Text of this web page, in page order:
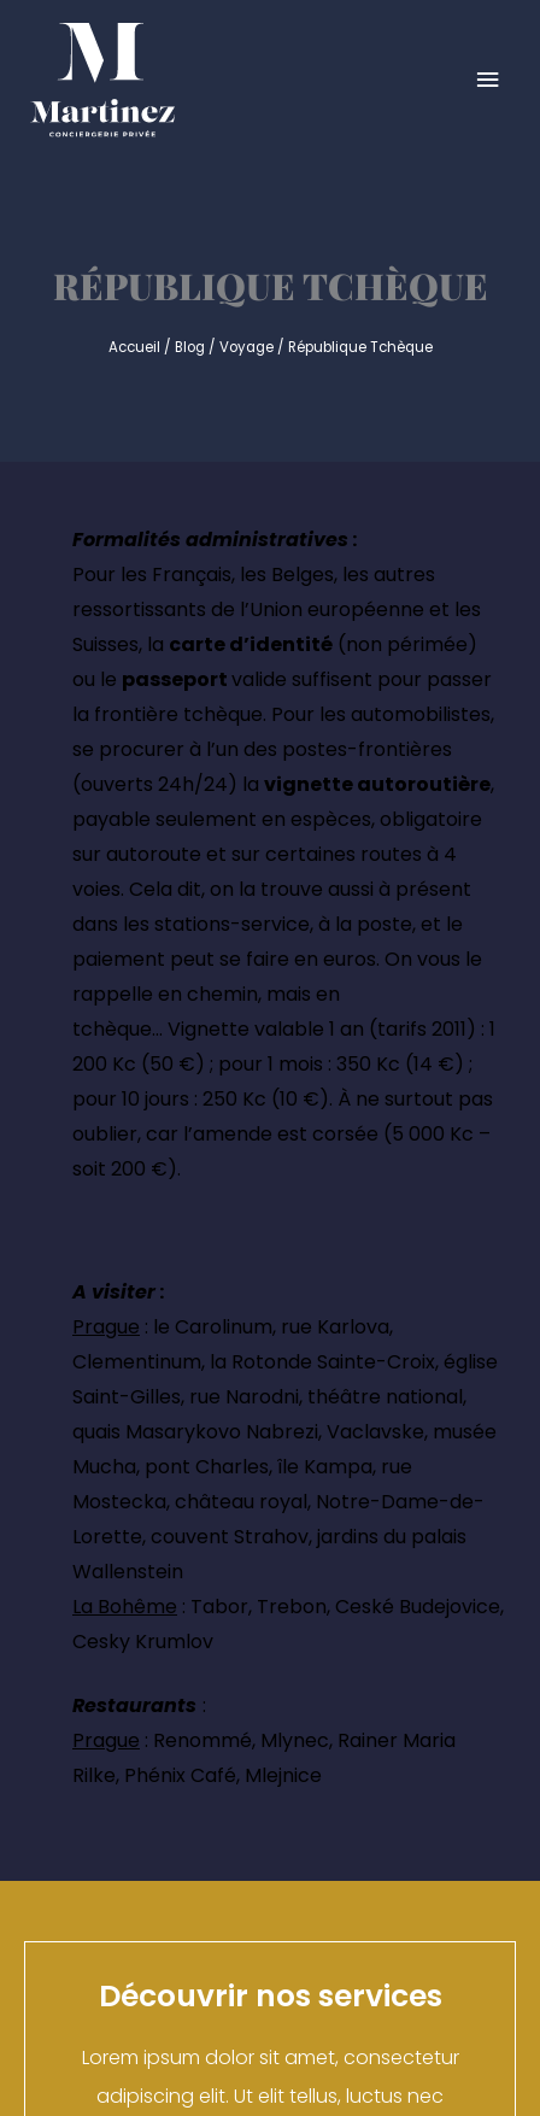
contenu
RÉPUBLIQUE TCHÈQUE
Accueil / Blog / Voyage/ République Tchèque
Formalités administratives :
Pour les Français, les Belges, les autres
ressortissants de l’Union européenne et les
Suisses, la carte d’identité (non périmée)
ou le passeportvalide suffisent pour passer
la frontière tchèque. Pour les automobilistes,
se procurer à l’un des postes-frontières
(ouverts 24h/24) la vignette autoroutière,
payable seulement en espèces, obligatoire
sur autoroute et sur certaines routes à 4
voies. Cela dit, on la trouve aussi à présent
dans les stations-service, à la poste, et le
paiement peut se faire en euros. On vous le
rappelle en chemin, mais en
tchèque… Vignette valable 1 an (tarifs 2011) : 1
200 Kc (50 €) ; pour 1 mois : 350 Kc (14 €) ;
pour 10 jours : 250 Kc (10 €). À ne surtout pas
oublier, car l’amende est corsée (5 000 Kc –
soit 200 €).
A visiter:
Prague : le Carolinum, rue Karlova,
Clementinum, la Rotonde Sainte-Croix, église
Saint-Gilles, rue Narodni, théâtre national,
quais Masarykovo Nabrezi, Vaclavske, musée
Mucha, pont Charles, île Kampa, rue
Mostecka, château royal, Notre-Dame-de-
Lorette, couvent Strahov, jardins du palais
Wallenstein
La Bohême : Tabor, Trebon, Ceské Budejovice,
Cesky Krumlov
Restaurants :
Prague : Renommé, Mlynec, Rainer Maria
Rilke, Phénix Café, Mlejnice
Découvrir nos services
Lorem ipsum dolor sit amet, consectetur
adipiscing elit. Ut elit tellus, luctus nec